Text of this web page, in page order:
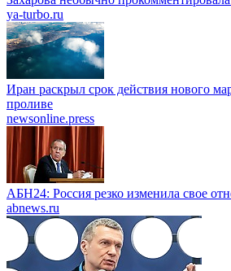
ya-turbo.ru
Иран раскрыл срок действия нового
проливе
newsonline.press
АБН24: Россия резко изменила свое
abnews.ru